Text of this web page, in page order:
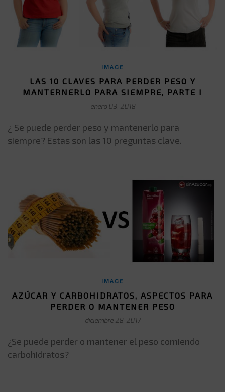
IMAGE
LAS 10 CLAVES PARA PERDER PESO Y
MANTERNERLO PARA SIEMPRE, PARTE I
enero 03, 2018
¿ Se puede perder peso y mantenerlo para
siempre? Estas son las 10 preguntas clave.
IMAGE
AZÚCAR Y CARBOHIDRATOS, ASPECTOS PARA
PERDER O MANTENER PESO
diciembre 28, 2017
¿Se puede perder o mantener el peso comiendo
carbohidratos?